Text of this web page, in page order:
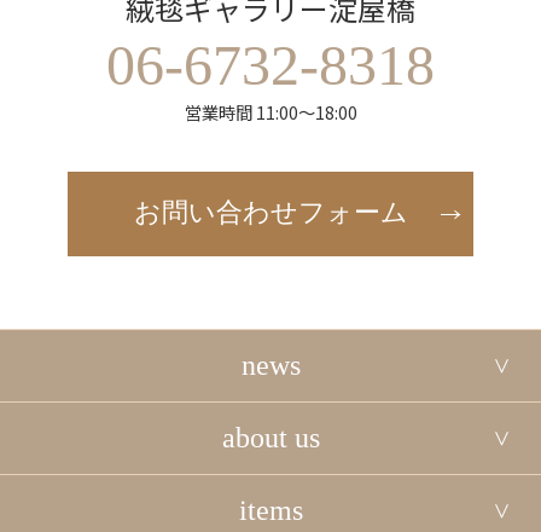
06-6732-8318
営業時間 11:00～18:00
お問い合わせフォーム
news
about us
items